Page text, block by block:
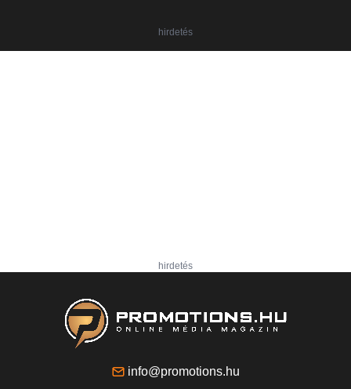
hirdetés
hirdetés
info@promotions.hu